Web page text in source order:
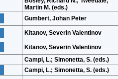
Martin M. (eds.)
Gumbert, Johan Peter
Kitanov, Severin Valentinov
Kitanov, Severin Valentinov
Campi, L.; Simonetta, S. (eds.)
Campi, L.; Simonetta, S. (eds.)